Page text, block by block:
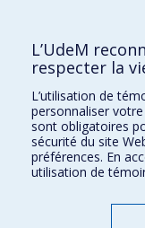
Téléchargez les logos
L’UdeM
respecter la
L’utilisation de
personnaliser
sont obligatoires
sécurité du site
préférences. En
utilisation de